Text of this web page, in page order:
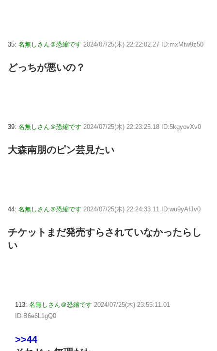
35: 名無しさん＠恐縮です 2024/07/25(木) 22:22:02.27 ID:mxMtw9z50
どっちが悪いの？
39: 名無しさん＠恐縮です 2024/07/25(木) 22:23:25.18 ID:5kgyovXv0
大森南朋のピン芸見たい
44: 名無しさん＠恐縮です 2024/07/25(木) 22:24:33.11 ID:wu9yAfJv0
チケットまだ発売すらされていなかったらし
い
113: 名無しさん＠恐縮です 2024/07/25(木) 23:55:11.01
ID:B6e6L1gQ0
>>44